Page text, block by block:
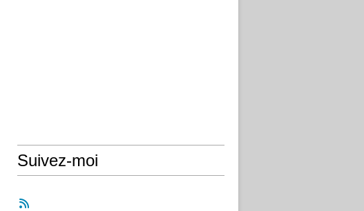
Suivez-moi